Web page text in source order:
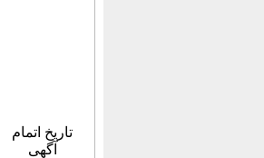
تاریخ اتمام
آگهی